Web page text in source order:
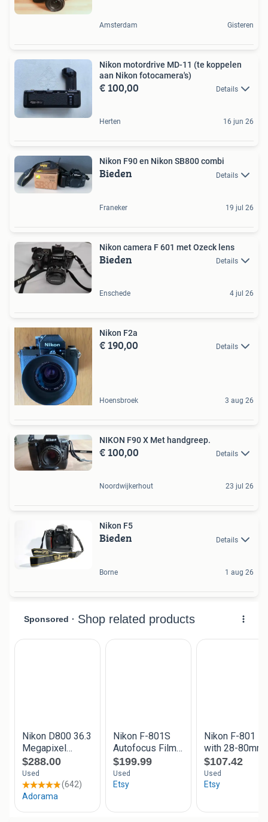
Amsterdam Gisteren
Nikon motordrive MD-11 (te koppelen
aan Nikon fotocamera's)
€ 100,00 Details
Herten 16 jun 26
Nikon F90 en Nikon SB800 combi
Bieden Details
Franeker 19 jul 26
Nikon camera F 601 met Ozeck lens
Bieden Details
Enschede 4 jul 26
Nikon F2a
€ 190,00 Details
Hoensbroek 3 aug 26
NIKON F90 X Met handgreep.
€ 100,00 Details
Noordwijkerhout 23 jul 26
Nikon F5
Bieden Details
Borne 1 aug 26